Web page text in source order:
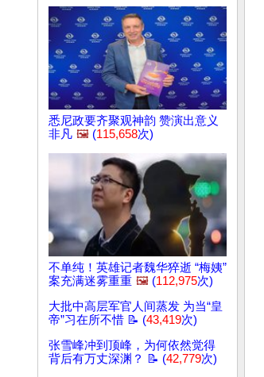
悉尼政要齐聚观神韵 赞演出意义
非凡 🖼️ (115,658次)
不单纯！英雄记者魏华猝逝 “梅姨”
案充满迷雾重重 🖼️ (112,975次)
大批中高层军官人间蒸发 为当“皇
帝”习在所不惜 📝 (43,419次)
张雪峰冲到顶峰，为何依然觉得
背后有万丈深渊？ 📝 (42,779次)